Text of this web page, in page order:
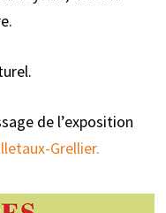
de l’exposition
Grellier.